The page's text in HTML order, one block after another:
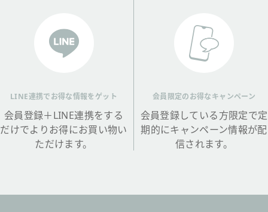
LINE連携でお得な情報をゲット
会員登録＋LINE連携をする
だけでよりお得にお買い物い
ただけます。
会員限定のお得なキャンペーン
会員登録している方限定で定
期的にキャンペーン情報が配
信されます。